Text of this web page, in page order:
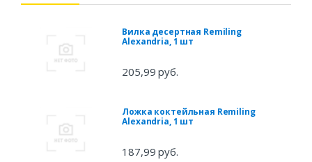
Вилка десертная Remiling
Alexandria, 1 шт
205,99 руб.
Ложка коктейльная Remiling
Alexandria, 1 шт
187,99 руб.